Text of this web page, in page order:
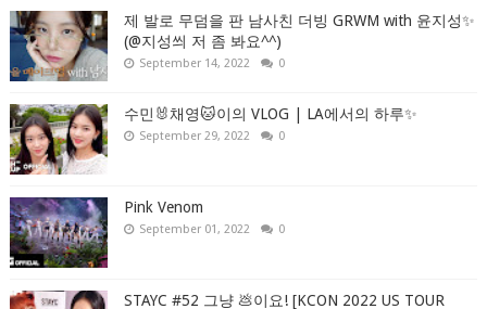
제 발로 무덤을 판 남사친 더빙 GRWM with 윤지성✨
(@지성씌 저 좀 봐요^^)
September 14, 2022 0
수민🐰채영🐱이의 VLOG | LA에서의 하루✨
September 29, 2022 0
Pink Venom
September 01, 2022 0
STAYC #52 그냥 💩이요! [KCON 2022 US TOUR